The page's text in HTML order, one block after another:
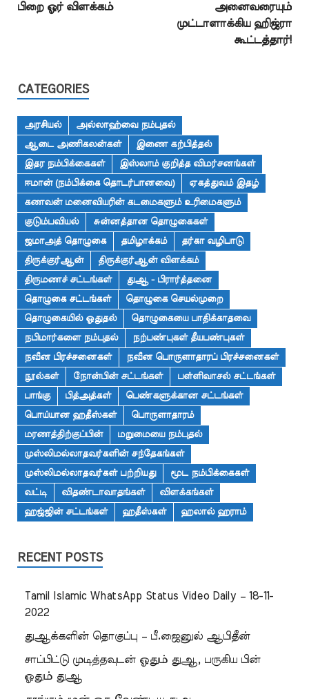
பிறை ஓர் விளக்கம்
அனைவரையும்
முட்டாளாக்கிய ஹிஜ்ரா
கூட்டத்தார்!
CATEGORIES
அரசியல்
அல்லாஹ்வை நம்புதல்
ஆடை அணிகலன்கள்
இணை கற்பித்தல்
இதர நம்பிக்கைகள்
இஸ்லாம் குறித்த விமர்சனங்கள்
ஈமான் (நம்பிக்கை தொடர்பானவை)
ஏகத்துவம் இதழ்
கணவன் மனைவியரின் கடமைகளும் உரிமைகளும்
குடும்பவியல்
சுன்னத்தான தொழுகைகள்
ஜமாஅத் தொழுகை
தமிழாக்கம்
தர்கா வழிபாடு
திருக்குர்ஆன்
திருக்குர்ஆன் விளக்கம்
திருமணச் சட்டங்கள்
துஆ - பிரார்த்தனை
தொழுகை சட்டங்கள்
தொழுகை செயல்முறை
தொழுகையில் ஓதுதல்
தொழுகையை பாதிக்காதவை
நபிமார்களை நம்புதல்
நற்பண்புகள் தீயபண்புகள்
நவீன பிரச்சனைகள்
நவீன பொருளாதாரப் பிரச்சனைகள்
நூல்கள்
நோன்பின் சட்டங்கள்
பள்ளிவாசல் சட்டங்கள்
பாங்கு
பித்அத்கள்
பெண்களுக்கான சட்டங்கள்
பொய்யான ஹதீஸ்கள்
பொருளாதாரம்
மரணத்திற்குப்பின்
மறுமையை நம்புதல்
முஸ்லிமல்லாதவர்களின் சந்தேகங்கள்
முஸ்லிமல்லாதவர்கள் பற்றியது
மூட நம்பிக்கைகள்
வட்டி
விதண்டாவாதங்கள்
விளக்கங்கள்
ஹஜ்ஜின் சட்டங்கள்
ஹதீஸ்கள் ஹலால் ஹராம்
RECENT POSTS
Tamil Islamic WhatsApp Status Video Daily – 18-11-
2022
துஆக்களின் தொகுப்பு – பீ.ஜைனுல் ஆபிதீன்
சாப்பிட்டு முடித்தவுடன் ஓதும் துஆ, பருகிய பின்
ஓதும் துஆ